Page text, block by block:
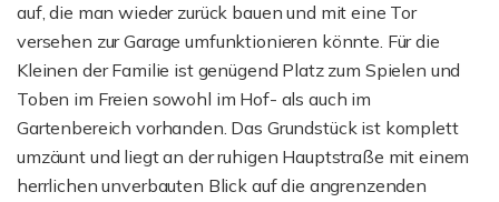
auf, die man wieder zurück bauen und mit eine Tor
versehen zur Garage umfunktionieren könnte. Für die
Kleinen der Familie ist genügend Platz zum Spielen und
Toben im Freien sowohl im Hof- als auch im
Gartenbereich vorhanden. Das Grundstück ist komplett
umzäunt und liegt an der ruhigen Hauptstraße mit einem
herrlichen unverbauten Blick auf die angrenzenden